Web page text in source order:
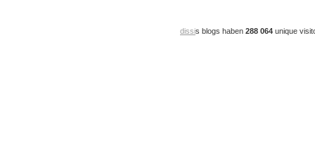
dissis blogs haben 288 064 unique